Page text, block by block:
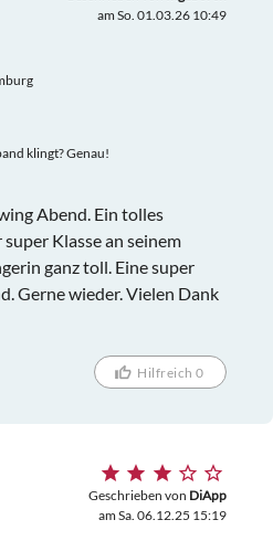
am So. 01.03.26 10:49
klingt? Genau!
Abend. Ein tolles
Klasse an seinem
ganz toll. Eine super
Gerne wieder. Vielen Dank
Hilfreich 0
Geschrieben von DiApp
am Sa. 06.12.25 15:19